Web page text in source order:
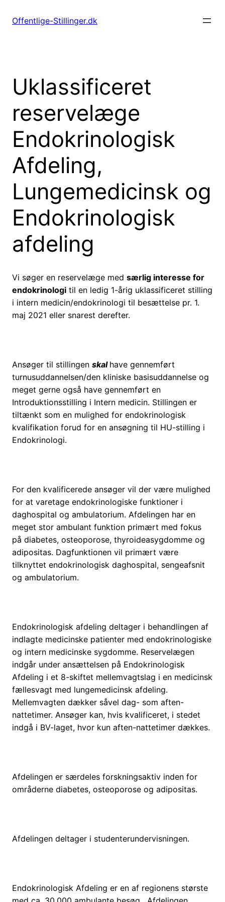
Offentlige-Stillinger.dk
Uklassificeret
reservelæge
Endokrinologisk
Afdeling,
Lungemedicinsk og
Endokrinologisk
afdeling
Vi søger en reservelæge med særlig interesse for
endokrinologi til en ledig 1-årig uklassificeret stilling
i intern medicin/endokrinologi til besættelse pr. 1.
maj 2021 eller snarest derefter.
Ansøger til stillingen skal have gennemført
turnusuddannelsen/den kliniske basisuddannelse og
meget gerne også have gennemført en
Introduktionsstilling i Intern medicin. Stillingen er
tiltænkt som en mulighed for endokrinologisk
kvalifikation forud for en ansøgning til HU-stilling i
Endokrinologi.
For den kvalificerede ansøger vil der være mulighed
for at varetage endokrinologiske funktioner i
daghospital og ambulatorium. Afdelingen har en
meget stor ambulant funktion primært med fokus
på diabetes, osteoporose, thyroideasygdomme og
adipositas. Dagfunktionen vil primært være
tilknyttet endokrinologisk daghospital, sengeafsnit
og ambulatorium.
Endokrinologisk afdeling deltager i behandlingen af
indlagte medicinske patienter med endokrinologiske
og intern medicinske sygdomme. Reservelægen
indgår under ansættelsen på Endokrinologisk
Afdeling i et 8-skiftet mellemvagtslag i en medicinsk
fællesvagt med lungemedicinsk afdeling.
Mellemvagten dækker såvel dag- som aften-
nattetimer. Ansøger kan, hvis kvalificeret, i stedet
indgå i BV-laget, hvor kun aften-nattetimer dækkes.
Afdelingen er særdeles forskningsaktiv inden for
områderne diabetes, osteoporose og adipositas.
Afdelingen deltager i studenterundervisningen.
Endokrinologisk Afdeling er en af regionens største